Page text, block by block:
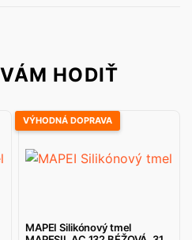
HODIŤ
VÝHODNÁ DOPRAVA
MAPEI Silikónový tmel